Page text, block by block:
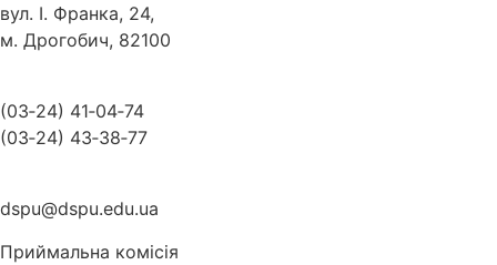
вул. І. Франка, 24,
м. Дрогобич, 82100
(03‑24) 41‑04‑74
(03‑24) 43‑38‑77
dspu@dspu.edu.ua
Приймальна комісія